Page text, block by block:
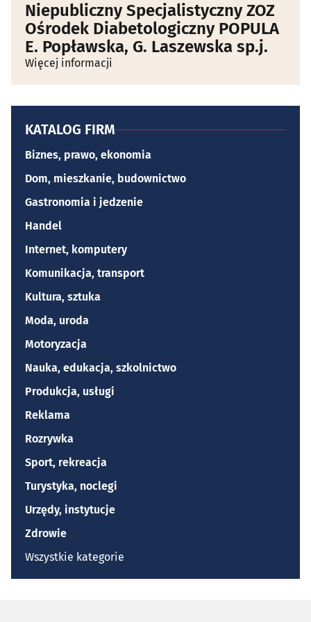
Niepubliczny Specjalistyczny ZOZ
Ośrodek Diabetologiczny POPULA
E. Popławska, G. Laszewska sp.j.
Więcej informacji
KATALOG FIRM
Biznes, prawo, ekonomia
Dom, mieszkanie, budownictwo
Gastronomia i jedzenie
Handel
Internet, komputery
Komunikacja, transport
Kultura, sztuka
Moda, uroda
Motoryzacja
Nauka, edukacja, szkolnictwo
Produkcja, usługi
Reklama
Rozrywka
Sport, rekreacja
Turystyka, noclegi
Urzędy, instytucje
Zdrowie
Wszystkie kategorie